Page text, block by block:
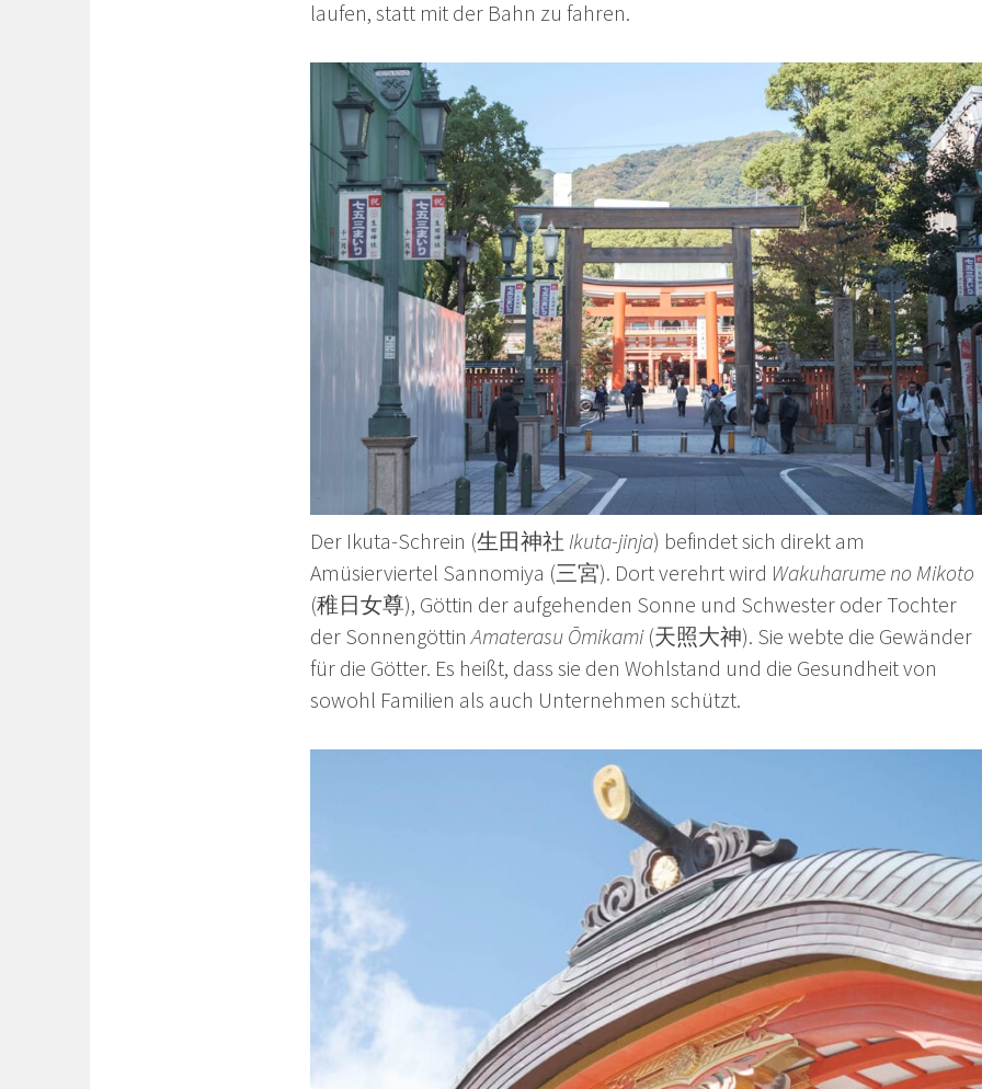
laufen, statt mit der Bahn zu fahren.
Der Ikuta-Schrein (生田神社 Ikuta-jinja) befindet sich direkt am
Amüsierviertel Sannomiya (三宮). Dort verehrt wird Wakuharume no Mikoto
(稚日女尊), Göttin der aufgehenden Sonne und Schwester oder Tochter
der SonnengöttinAmaterasu Ōmikami(天照大神). Sie webte die Gewänder
für die Götter. Es heißt, dass sie den Wohlstand und die Gesundheit von
sowohl Familien als auch Unternehmen schützt.